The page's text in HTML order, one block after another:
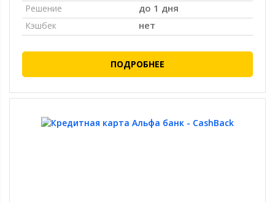
Решение до 1 дня
Кэшбек нет
ПОДРОБНЕЕ